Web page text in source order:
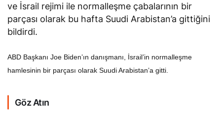
ve İsrail rejimi ile normalleşme çabalarının bir
parçası olarak bu hafta Suudi Arabistan’a gittiğini
bildirdi.
ABD Başkanı Joe Biden’ın danışmanı, İsrail’in normalleşme
hamlesinin bir parçası olarak Suudi Arabistan’a gitti.
Göz Atın